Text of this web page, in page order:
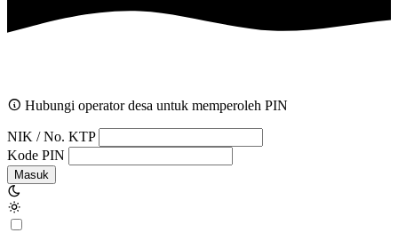
Hubungi operator desa untuk memperoleh PIN
NIK / No. KTP
Kode PIN
Masuk